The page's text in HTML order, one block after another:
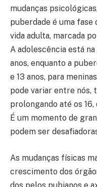
mudanças
puberdade é uma fase
vida adulta, marcada
A adolescência está
anos, enquanto a
e 13 anos, para
pode variar entre nós,
prolongando até os
É um momento de
podem ser
As mudanças físicas
crescimento dos
dos pelos pubianos e